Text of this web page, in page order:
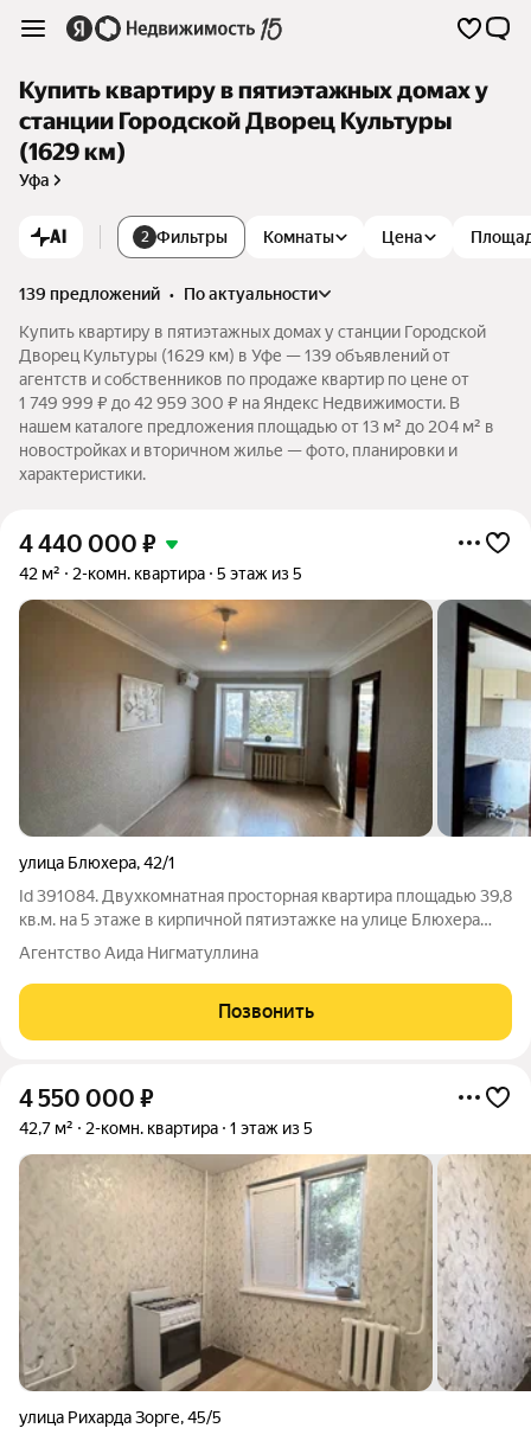
Купить квартиру в пятиэтажных домах у
станции Городской Дворец Культуры
(1629 км)
Уфа
AI 2 Фильтры Комнаты Цена
139 предложений •
по актуальности
Купить квартиру в пятиэтажных домах у станции Городской
Дворец Культуры (1629 км) в Уфе — 139 объявлений от
агентств и собственников по продаже квартир по цене от
1 749 999 ₽ до 42 959 300 ₽ на Яндекс Недвижимости. В
нашем каталоге предложения площадью от 13 м² до 204 м² в
новостройках и вторичном жилье — фото, планировки и
характеристики.
4 440 000 ₽
42 м² 2-комн. квартира 5 этаж из 5
улица Блюхера,42/1
Id 391084. Двухкомнатная просторная квартира площадью 39,8
кв.м. на 5 этаже в кирпичной пятиэтажке на улице Блюхера
42/1 Общая площадь: 39,8 кв.м. Жилая площадь: 28,5 кв.м.
Кухня: 5,1 кв.м. Внутри косметический ремонт, Кухонная
гарнитура.
Агентство Аида Нигматуллина
Позвонить
4 550 000 ₽
42,7 м² 2-комн. квартира 1 этаж из 5
улица Рихарда Зорге,45/5